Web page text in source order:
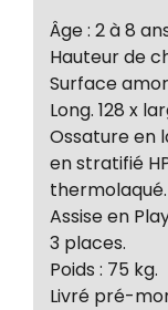
Âge : 2 à 8
Hauteur de
Surface
Long. 128 x
Ossature en
en stratifié
thermolaqué.
Assise en
3 places.
Poids : 75 kg.
Livré pré-